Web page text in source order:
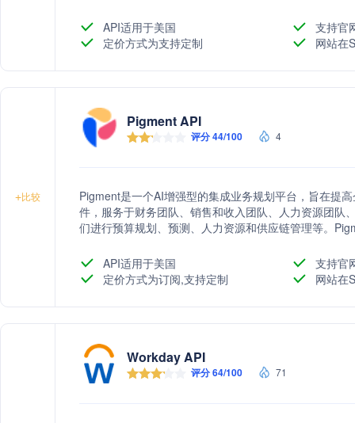
API适用于美国
支持官
定价方式为支持定制
网站在
+比较
Pigment API
评分 44/100 4
Pigment是一个AI增强型的集成业务规划平台，旨在提
件，服务于财务团队、销售和收入团队、人力资源团队
们进行预算规划、预测、人力资源和供应链管理等。
API适用于美国
支持官
定价方式为订阅,支持定制
网站在
Workday API
评分 64/100 71